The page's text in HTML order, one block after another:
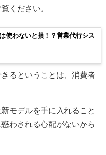
ください。
使わないと損！？営業代行シス
るということは、消費者
モデルを手に入れること
わされる心配がないから